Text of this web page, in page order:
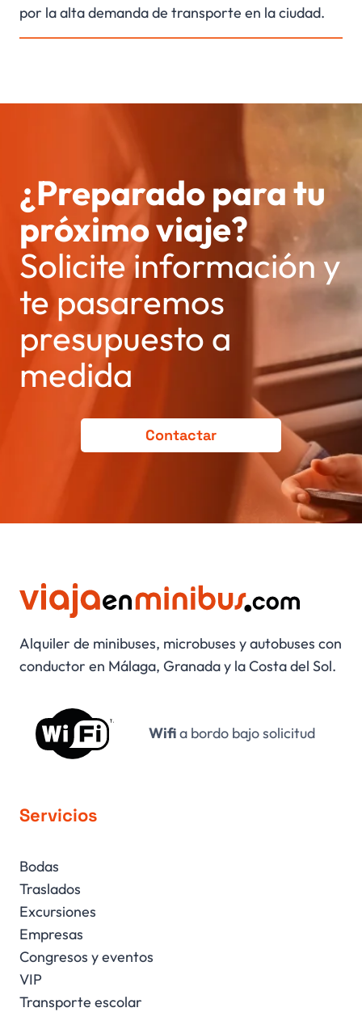
por la alta demanda de transporte en la ciudad.
¿Preparado para tu
próximo viaje?
Solicite información y
te pasaremos
presupuesto a
medida
Contactar
Alquiler de minibuses, microbuses y autobuses con
conductor en Málaga, Granada y la Costa del Sol.
Wifia bordo bajo solicitud
Servicios
Bodas
Traslados
Excursiones
Empresas
Congresos y eventos
VIP
Transporte escolar